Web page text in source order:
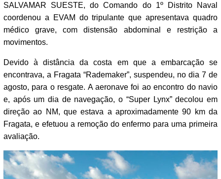
SALVAMAR SUESTE, do Comando do 1º Distrito Naval
coordenou a EVAM do tripulante que apresentava quadro
médico grave, com distensão abdominal e restrição a
movimentos.
Devido à distância da costa em que a embarcação se
encontrava, a Fragata “Rademaker”, suspendeu, no dia 7 de
agosto, para o resgate. A aeronave foi ao encontro do navio
e, após um dia de navegação, o “Super Lynx” decolou em
direção ao NM, que estava a aproximadamente 90 km da
Fragata, e efetuou a remoção do enfermo para uma primeira
avaliação.